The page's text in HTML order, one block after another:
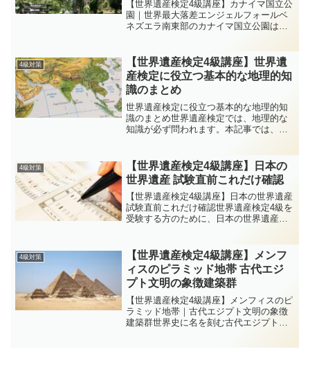
【世界遺産検定4級講座】カナイマ国立公
園｜世界最大落差エンジェルフォールベ
ネズエラ南東部のカナイマ国立公園は、
もアウヤンテプイの断崖から一気に落下
するエンジェルフ...
4級対策
【世界遺産検定4級講座】世界遺
産検定に役立つ基本的な地理的知
識のまとめ
世界遺産検定に役立つ基本的な地理的知
識のまとめ世界遺産検定では、地理的な
知識が必ず問われます。本記事では、世
クロム博士の会話形式でわかりやすく解
説します。博士〜！テキス...
4級対策
【世界遺産検定4級講座】日本の
世界遺産 試験直前これだけ確認
【世界遺産検定4級講座】日本の世界遺産
試験直前これだけ確認世界遺産検定4級を
受験する方のために、日本の世界遺産に
ど、覚えておくべき情報を整理していま
す。本番前に最後の総...
4級対策
【世界遺産検定4級講座】メンフ
ィスのピラミッド地帯 古代エジ
プト文明の象徴建築群
【世界遺産検定4級講座】メンフィスのピ
ラミッド地帯｜古代エジプト文明の象徴
建築群世界史に名を刻む古代エジプト文